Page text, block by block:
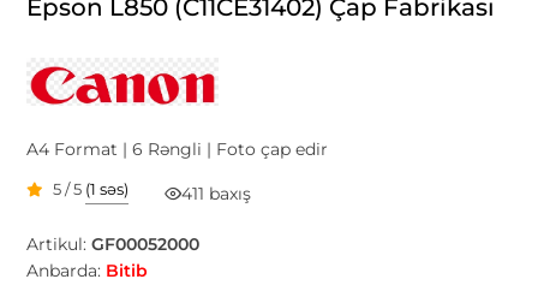
Epson L850 (C11CE31402) Çap Fabrikası
A4 Format | 6 Rəngli | Foto çap edir
5 / 5 (1 səs) 411 baxış
Artikul:GF00052000
Anbarda: Bitib